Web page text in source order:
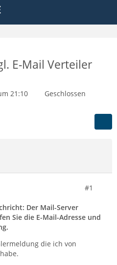
E-Mail Verteiler
21:10
Geschlossen
#1
Der Mail-Server
Sie die E-Mail-Adresse und
die ich von